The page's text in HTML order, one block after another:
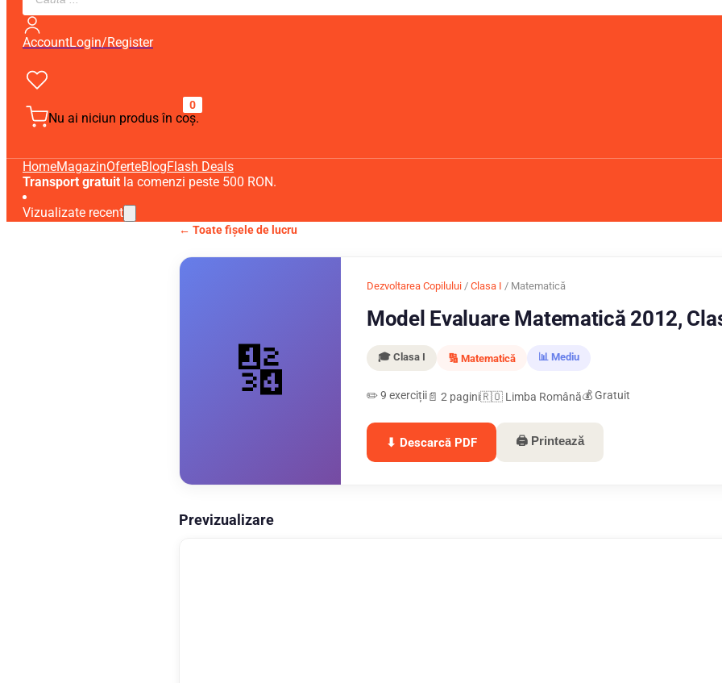
AccountLogin/Register
0
Nu ai niciun produs în coș.
HomeMagazinOferteBlogFlash Deals
Transport gratuit la comenzi peste 500 RON.
Vizualizate recent
← Toate fișele de lucru
🔢
Dezvoltarea Copilului / Clasa I / Matematică
Model Evaluare Matematică 2012,
🎓 Clasa I 🔢 Matematică 📊 Mediu
✏️ 9 exerciții📄 2 pagini🇷🇴 Limba Română💰 Gratuit
⬇ Descarcă PDF 🖨 Printează
Previzualizare